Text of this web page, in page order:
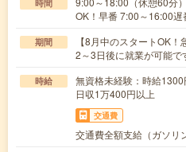
時間
OK！早番 7:00～16:00
期間
【8月中のスタートOK
2～3日後に就業が可能で
時給
無資格未経験：時給
日収1万400円以上
交通費
交通費全額支給（ガソリ